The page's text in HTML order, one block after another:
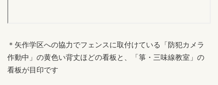
＊矢作学区への協力でフェンスに取付けている「防犯カメラ
作動中」の黄色い背丈ほどの看板と、「箏・三味線教室」の
看板が目印です